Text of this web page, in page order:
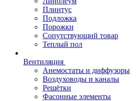
Плинтус
Подложка
Порожки
Сопутствующий товар
Теплый пол
Вентиляция
Анемостаты и диффузоры
Воздуховоды и каналы
Решётки
Фасонные элементы